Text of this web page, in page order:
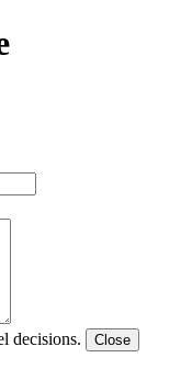
decisions.
Close